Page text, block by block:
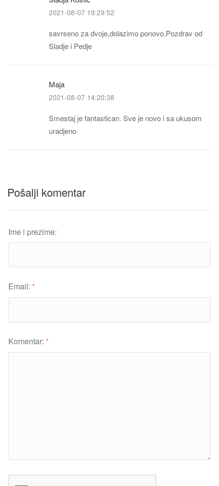
2021-08-07 19:29:52
savrseno za dvoje,dolazimo ponovo.Pozdrav od
Sladje i Pedje
Maja
2021-08-07 14:20:38
Smestaj je fantastican. Sve je novo i sa ukusom
uradjeno
Pošalji komentar
Ime i prezime:
Email: *
Komentar: *